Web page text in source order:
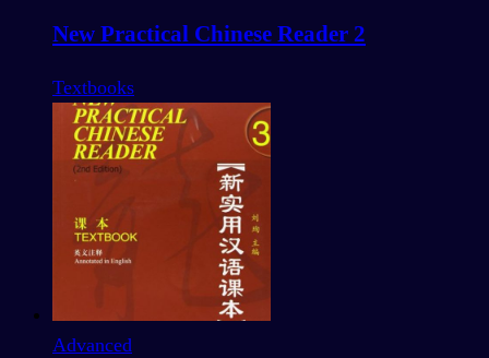
New Practical Chinese Reader 2
Textbooks
Advanced